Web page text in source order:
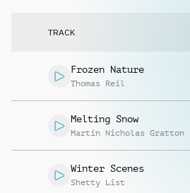
Info
Musikanfrage
TRACK
Frozen Nature
Thomas Reil
Melting Snow
Martin Nicholas Gratton
Winter Scenes
Shetty List